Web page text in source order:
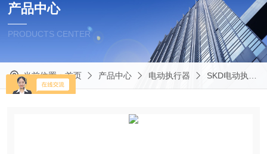
产品中心
PRODUCTS CENTER
当前位置：首页 产品中心 电动执行器 SKD电动执行器